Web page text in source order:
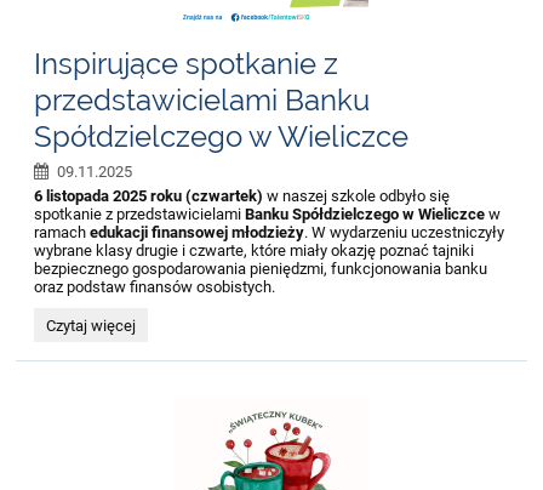
Inspirujące spotkanie z
przedstawicielami Banku
Spółdzielczego w Wieliczce
09.11.2025
6 listopada 2025 roku (czwartek) w naszej szkole odbyło się
spotkanie z przedstawicielamiBanku Spółdzielczego w Wieliczce w
ramachedukacji finansowej młodzieży. W wydarzeniu uczestniczyły
wybrane klasy drugie i czwarte, które miały okazję poznać tajniki
bezpiecznego gospodarowania pieniędzmi, funkcjonowania banku
oraz podstaw finansów osobistych.
Inspirujące
z
Czytaj więcej